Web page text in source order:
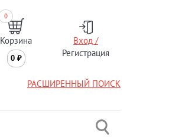
0
Корзина
0 ₽
Вход /
Регистрация
РАСШИРЕННЫЙ ПОИСК